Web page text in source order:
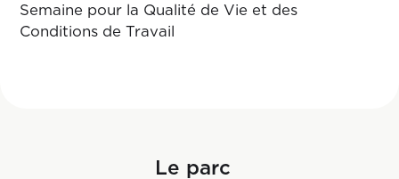
Semaine pour la Qualité de Vie et des
Conditions de Travail
Le parc